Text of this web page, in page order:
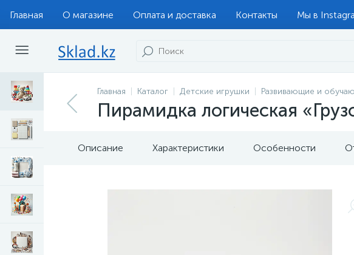
Главная О магазине Оплата и доставка Контакты Мы в
Главная Каталог Детские игрушки Развивающие и
Пирамидка логическая
Описание Характеристики Особенности